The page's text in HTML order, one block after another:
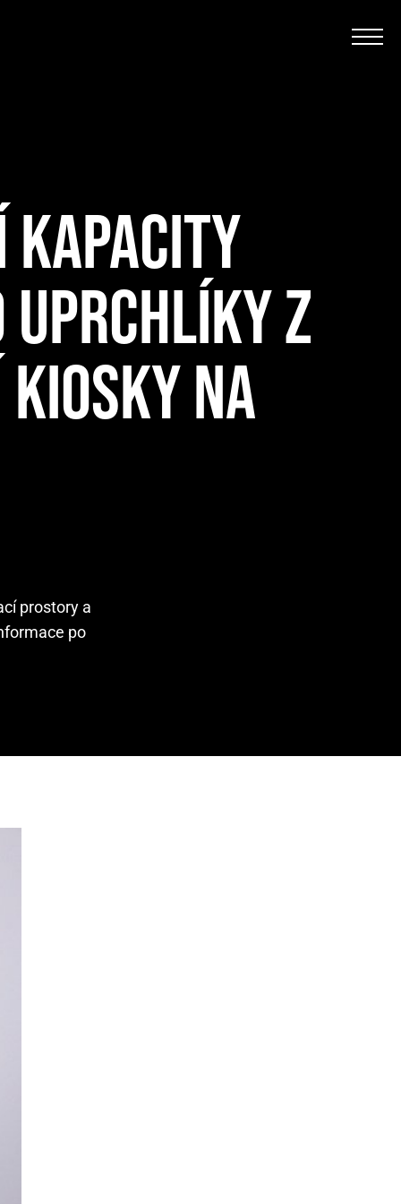
Z
NA
prostory a
po